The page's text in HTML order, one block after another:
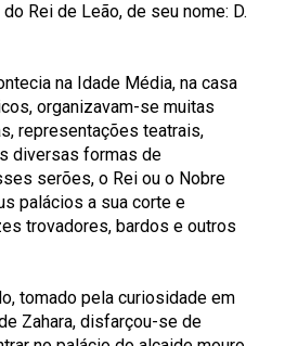
Rei de Leão, de seu nome: D.
na Idade Média, na casa
organizavam-se muitas
representações teatrais,
diversas formas de
serões, o Rei ou o Nobre
palácios a sua corte e
trovadores, bardos e outros
tomado pela curiosidade em
Zahara, disfarçou-se de